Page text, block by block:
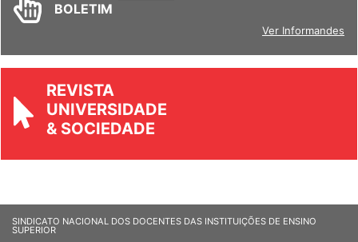
BOLETIM
Ver Informandes
REVISTA
UNIVERSIDADE
& SOCIEDADE
SINDICATO NACIONAL DOS DOCENTES DAS INSTITUIÇÕES DE ENSINO
SUPERIOR